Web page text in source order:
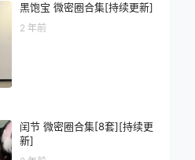
黑饱宝 微密圈合集[持续更新]
2 年前
闰节 微密圈合集[8套][持续更
新]